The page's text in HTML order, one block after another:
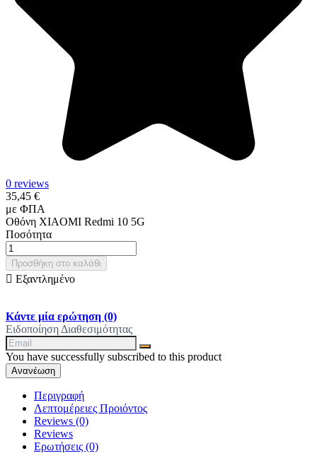
0 reviews
35,45 €
με ΦΠΑ
Οθόνη XIAOMI Redmi 10 5G
Ποσότητα
Προσθήκη στο καλάθι
 Εξαντλημένο
Κάντε μία ερώτηση (0)
Ειδοποίηση Διαθεσιμότητας
You have successfully subscribed to this product
Περιγραφή
Λεπτομέρειες Προιόντος
Reviews (0)
Reviews
Ερωτήσεις (0)